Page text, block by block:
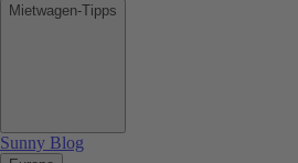
Mietwagen-Tipps
Sunny Blog